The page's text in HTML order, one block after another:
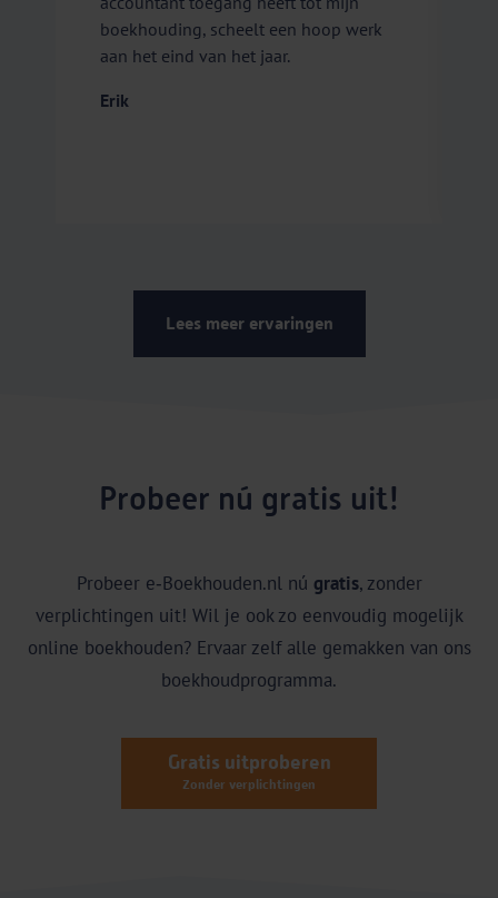
boekhouding, scheelt een hoop werk
aan het eind van het jaar.
Erik
Lees meer ervaringen
Probeer nú gratis uit!
Probeer e‑Boekhouden.nl nú gratis, zonder
verplichtingen uit! Wil je ook zo eenvoudig mogelijk
online boekhouden? Ervaar zelf alle gemakken van ons
boekhoudprogramma.
Gratis uitproberen
Zonder verplichtingen